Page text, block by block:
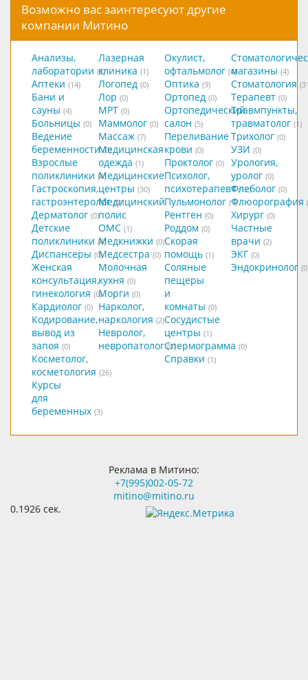
Возможно вас заинтересуют другие
компании Митино
Анализы,
лаборатории (8)
Аптеки (14)
Бани и
сауны (4)
Больницы (0)
Ведение
беременности (0)
Взрослые
поликлиники (4)
Гастроскопия,
гастроэнтеролог (0)
Дерматолог (0)
Детские
поликлиники (4)
Диспансеры (0)
Женская
консультация,
гинекология (6)
Кардиолог (0)
Кодирование,
вывод из
запоя (0)
Косметолог,
косметология (26)
Курсы
для
беременных (3)
Лазерная
клиника (1)
Логопед (0)
Лор (0)
МРТ (0)
Маммолог (0)
Массаж (7)
Медицинская
одежда (1)
Медицинские
центры (30)
Медицинский
полис
ОМС (1)
Медкнижки (0)
Медсестра (0)
Молочная
кухня (0)
Морги (0)
Нарколог,
наркология (2)
Невролог,
невропатолог (0)
Окулист,
офтальмолог (4)
Оптика (9)
Ортопед (0)
Ортопедический
салон (5)
Переливание
крови (0)
Проктолог (0)
Психолог,
психотерапевт (12)
Пульмонолог (1)
Рентген (0)
Роддом (0)
Скорая
помощь (1)
Соляные
пещеры
и
комнаты (0)
Сосудистые
центры (1)
Спермограмма (0)
Справки (1)
магазины (4)
Стоматология
Терапевт (0)
Травмпункты,
травматолог (1)
Трихолог (0)
УЗИ (0)
Урология,
уролог (0)
Флеболог (0)
Флюорография
Хирург (0)
Частные
врачи (2)
ЭКГ (0)
Эндокринолог
Реклама в Митино:
+7(995)002-05-72
mitino@mitino.ru
0.1926 сек.